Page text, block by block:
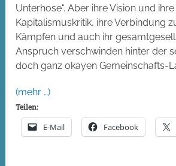
Unterhose“. Aber ihre Vision und ihre
Kapitalismuskritik, ihre Verbindung
Kämpfen und auch ihr
Anspruch verschwinden hinter der
doch ganz okayen Gemeinschafts-
(mehr …)
Teilen:
E-Mail Facebook